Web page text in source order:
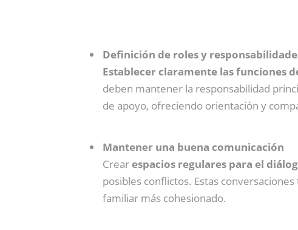
Definición de roles y
Establecer claramente las funciones
deben mantener la responsabilidad
de apoyo, ofreciendo orientación y
Mantener una buena comunicación
Crearespacios regulares para el
posibles conflictos. Estas
familiar más cohesionado.